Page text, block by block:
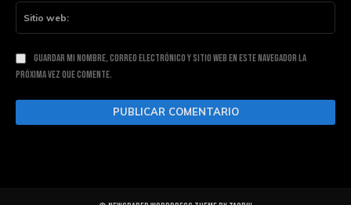
Guardar mi nombre, correo electrónico y sitio web en este navegador la
próxima vez que comente.